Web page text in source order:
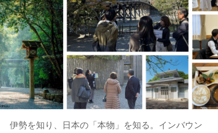
伊勢を知り、日本の「本物」を知る。インバウン